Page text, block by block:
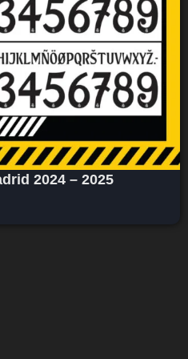
2024 – 2025